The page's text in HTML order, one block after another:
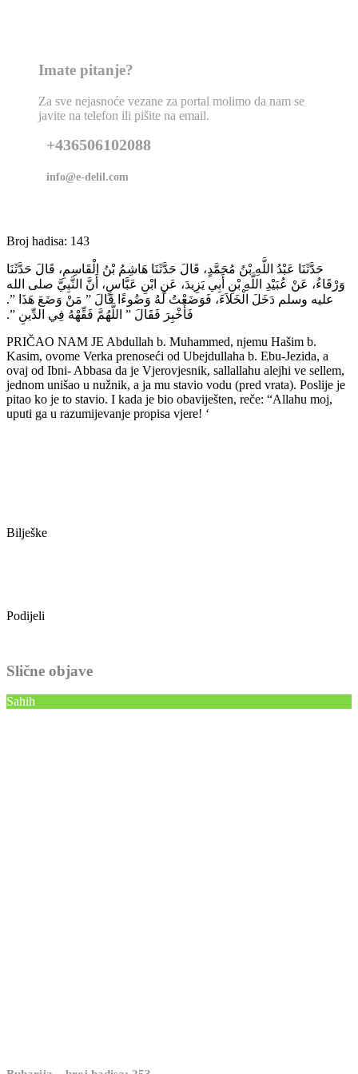
Imate pitanje?
Za sve nejasnoće vezane za portal molimo da nam se
javite na telefon ili pišite na email.
+436506102088
info@e-delil.com
Broj hadisa: 143
حَدَّثَنَا عَبْدُ اللَّهِ بْنُ مُحَمَّدٍ، قَالَ حَدَّثَنَا هَاشِمُ بْنُ الْقَاسِمِ، قَالَ حَدَّثَنَا
وَرْقَاءُ، عَنْ عُبَيْدِ اللَّهِ بْنِ أَبِي يَزِيدَ، عَنِ ابْنِ عَبَّاسٍ، أَنَّ النَّبِيَّ صلى الله
عليه وسلم دَخَلَ الْخَلاَءَ، فَوَضَعْتُ لَهُ وَضُوءًا قَالَ ‏”‏ مَنْ وَضَعَ هَذَا ‏”‏‏.‏
فَأُخْبِرَ فَقَالَ ‏”‏ اللَّهُمَّ فَقِّهْهُ فِي الدِّينِ ‏”‏‏.‏
PRIČAO NAM JE Abdullah b. Muhammed, njemu Hašim b.
Kasim, ovome Verka prenoseći od Ubejdullaha b. Ebu-Jezida, a
ovaj od Ibni- Abbasa da je Vjerovjesnik, sallallahu alejhi ve sellem,
jednom unišao u nužnik, a ja mu stavio vodu (pred vrata). Poslije je
pitao ko je to stavio. I kada je bio obaviješten, reče: “Allahu moj,
uputi ga u razumijevanje propisa vjere! ‘
Bilješke
Podijeli
Slične objave
Sahih